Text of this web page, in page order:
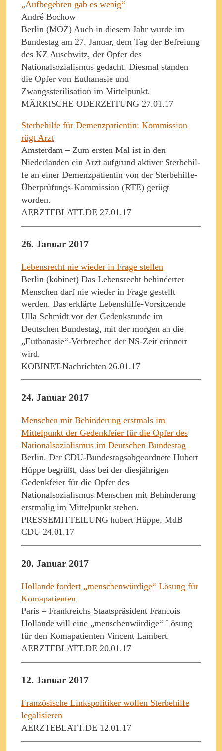
„Aufbegehren gab es wenig“
André Bochow
Berlin (MOZ) Auch in diesem Jahr wurde im
Bundestag am 27. Januar, dem Tag der Befreiung
des KZ Auschwitz, der Opfer des
Nationalsozialismus gedacht. Diesmal standen
die Opfer von Euthanasie und
Zwangssterilisation im Mittelpunkt.
MÄRKISCHE ODERZEITUNG 27.01.17
Sterbehilfe für Demenzpatientin: Kommission
rügt Arzt
Amsterdam – Zum ersten Mal ist in den
Niederlanden ein Arzt aufgrund aktiver Sterbe­hil­
fe an einer Demenzpatientin von der Sterbehilfe-
Überprüfungs-Kommission (RTE) gerügt
worden.
AERZTEBLATT.DE 27.01.17
26. Januar 2017
Lebensrecht nie wieder in Frage stellen
Berlin (kobinet) Das Lebensrecht behinderter
Menschen darf nie wieder in Frage gestellt
werden. Das erklärte Lebenshilfe-Vorsitzende
Ulla Schmidt vor der Gedenkstunde im
Deutschen Bundestag, mit der morgen an die
„Euthanasie“-Verbrechen der NS-Zeit erinnert
wird.
KOBINET-Nachrichten 26.01.17
24. Januar 2017
Menschen mit Behinderung erstmals im
Mittelpunkt der Gedenkfeier für die Opfer des
Nationalsozialismus im Deutschen Bundestag
Berlin. Der CDU-Bundestagsabgeordnete Hubert
Hüppe begrüßt, dass bei der diesjährigen
Gedenkfeier für die Opfer des
Nationalsozialismus Menschen mit Behinderung
erstmalig im Mittelpunkt stehen.
PRESSEMITTEILUNG hubert Hüppe, MdB
CDU 24.01.17
20. Januar 2017
Hollande fordert „menschenwürdige“ Lösung für
Komapatienten
Paris – Frankreichs Staatspräsident Francois
Hollande will eine „menschenwürdige“ Lösung
für den Komapatienten Vincent Lambert.
AERZTEBLATT.DE 20.01.17
12. Januar 2017
Französische Linkspolitiker wollen Sterbehilfe
legalisieren
AERZTEBLATT.DE 12.01.17